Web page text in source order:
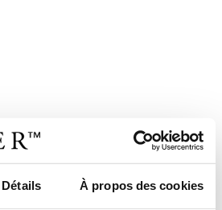
Détails À propos des cookies